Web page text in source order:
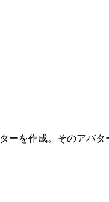
を作成。そのアバタ